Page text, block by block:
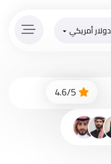
دولار أمريكي
4.6/5